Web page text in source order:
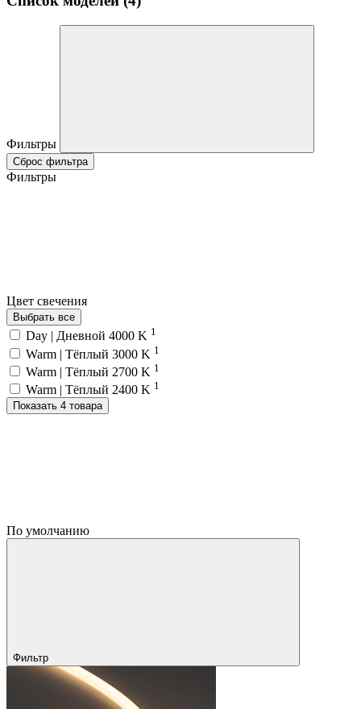
Фильтры
Сброс фильтра
Фильтры
Цвет свечения
Выбрать все
Day | Дневной 4000 K 1
Warm | Тёплый 3000 K 1
Warm | Тёплый 2700 K 1
Warm | Тёплый 2400 K 1
Показать 4 товара
По умолчанию
Фильтр